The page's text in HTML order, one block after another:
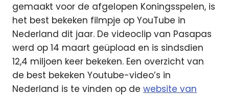
gemaakt voor de afgelopen Koningsspelen, is
het best bekeken filmpje op YouTube in
Nederland dit jaar. De videoclip van Pasapas
werd op 14 maart geüpload en is sindsdien
12,4 miljoen keer bekeken. Een overzicht van
de best bekeken Youtube-video’s in
Nederland is te vinden op de website van